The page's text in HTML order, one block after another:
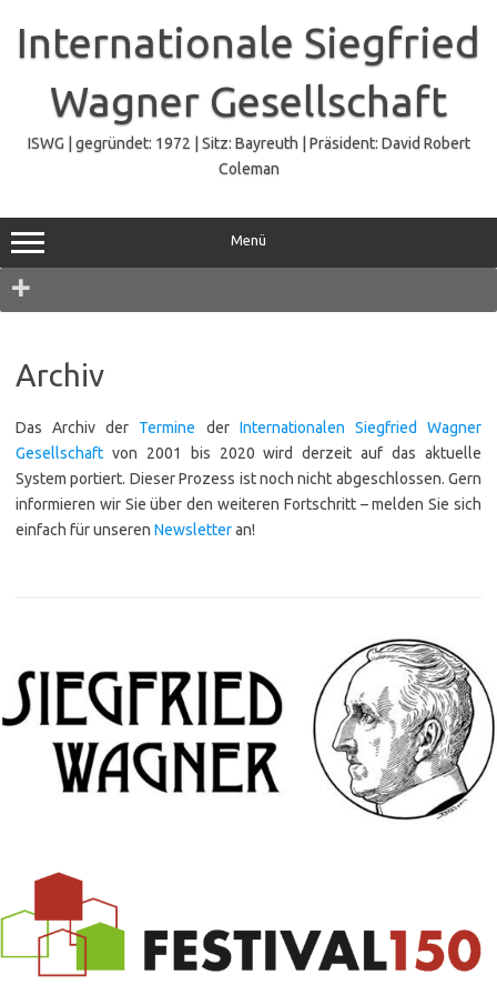
springen
Internationale Siegfried
Wagner Gesellschaft
ISWG | gegründet: 1972 | Sitz: Bayreuth | Präsident: David Robert
Coleman
Menü
Archiv
Das Archiv der Termine der Internationalen Siegfried Wagner
Gesellschaft von 2001 bis 2020 wird derzeit auf das aktuelle
System portiert. Dieser Prozess ist noch nicht abgeschlossen. Gern
informieren wir Sie über den weiteren Fortschritt – melden Sie sich
einfach für unseren Newsletteran!